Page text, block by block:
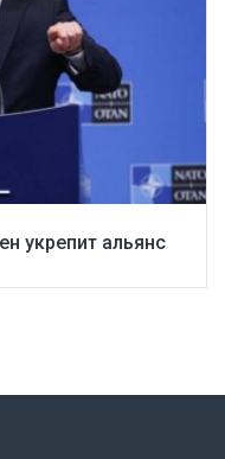
укрепит альянс